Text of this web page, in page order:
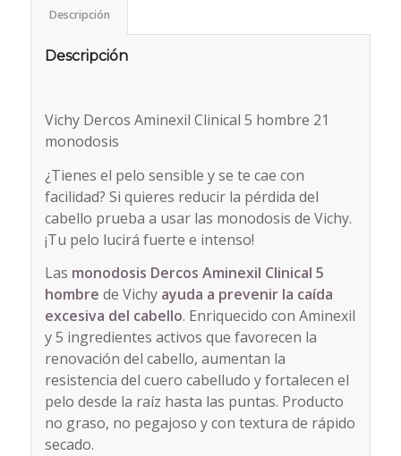
Descripción
Descripción
Vichy Dercos Aminexil Clinical 5 hombre 21
monodosis
¿Tienes el pelo sensible y se te cae con
facilidad? Si quieres reducir la pérdida del
cabello prueba a usar las monodosis de Vichy.
¡Tu pelo lucirá fuerte e intenso!
Las monodosis Dercos Aminexil Clinical 5
hombre de Vichy ayuda a prevenir la caída
excesiva del cabello. Enriquecido con Aminexil
y 5 ingredientes activos que favorecen la
renovación del cabello, aumentan la
resistencia del cuero cabelludo y fortalecen el
pelo desde la raíz hasta las puntas. Producto
no graso, no pegajoso y con textura de rápido
secado.